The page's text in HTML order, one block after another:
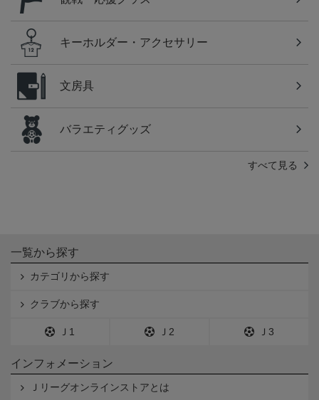
キーホルダー・アクセサリー
文房具
バラエティグッズ
すべて見る
一覧から探す
カテゴリから探す
クラブから探す
Ｊ1 Ｊ2 Ｊ3
インフォメーション
Ｊリーグオンラインストアとは